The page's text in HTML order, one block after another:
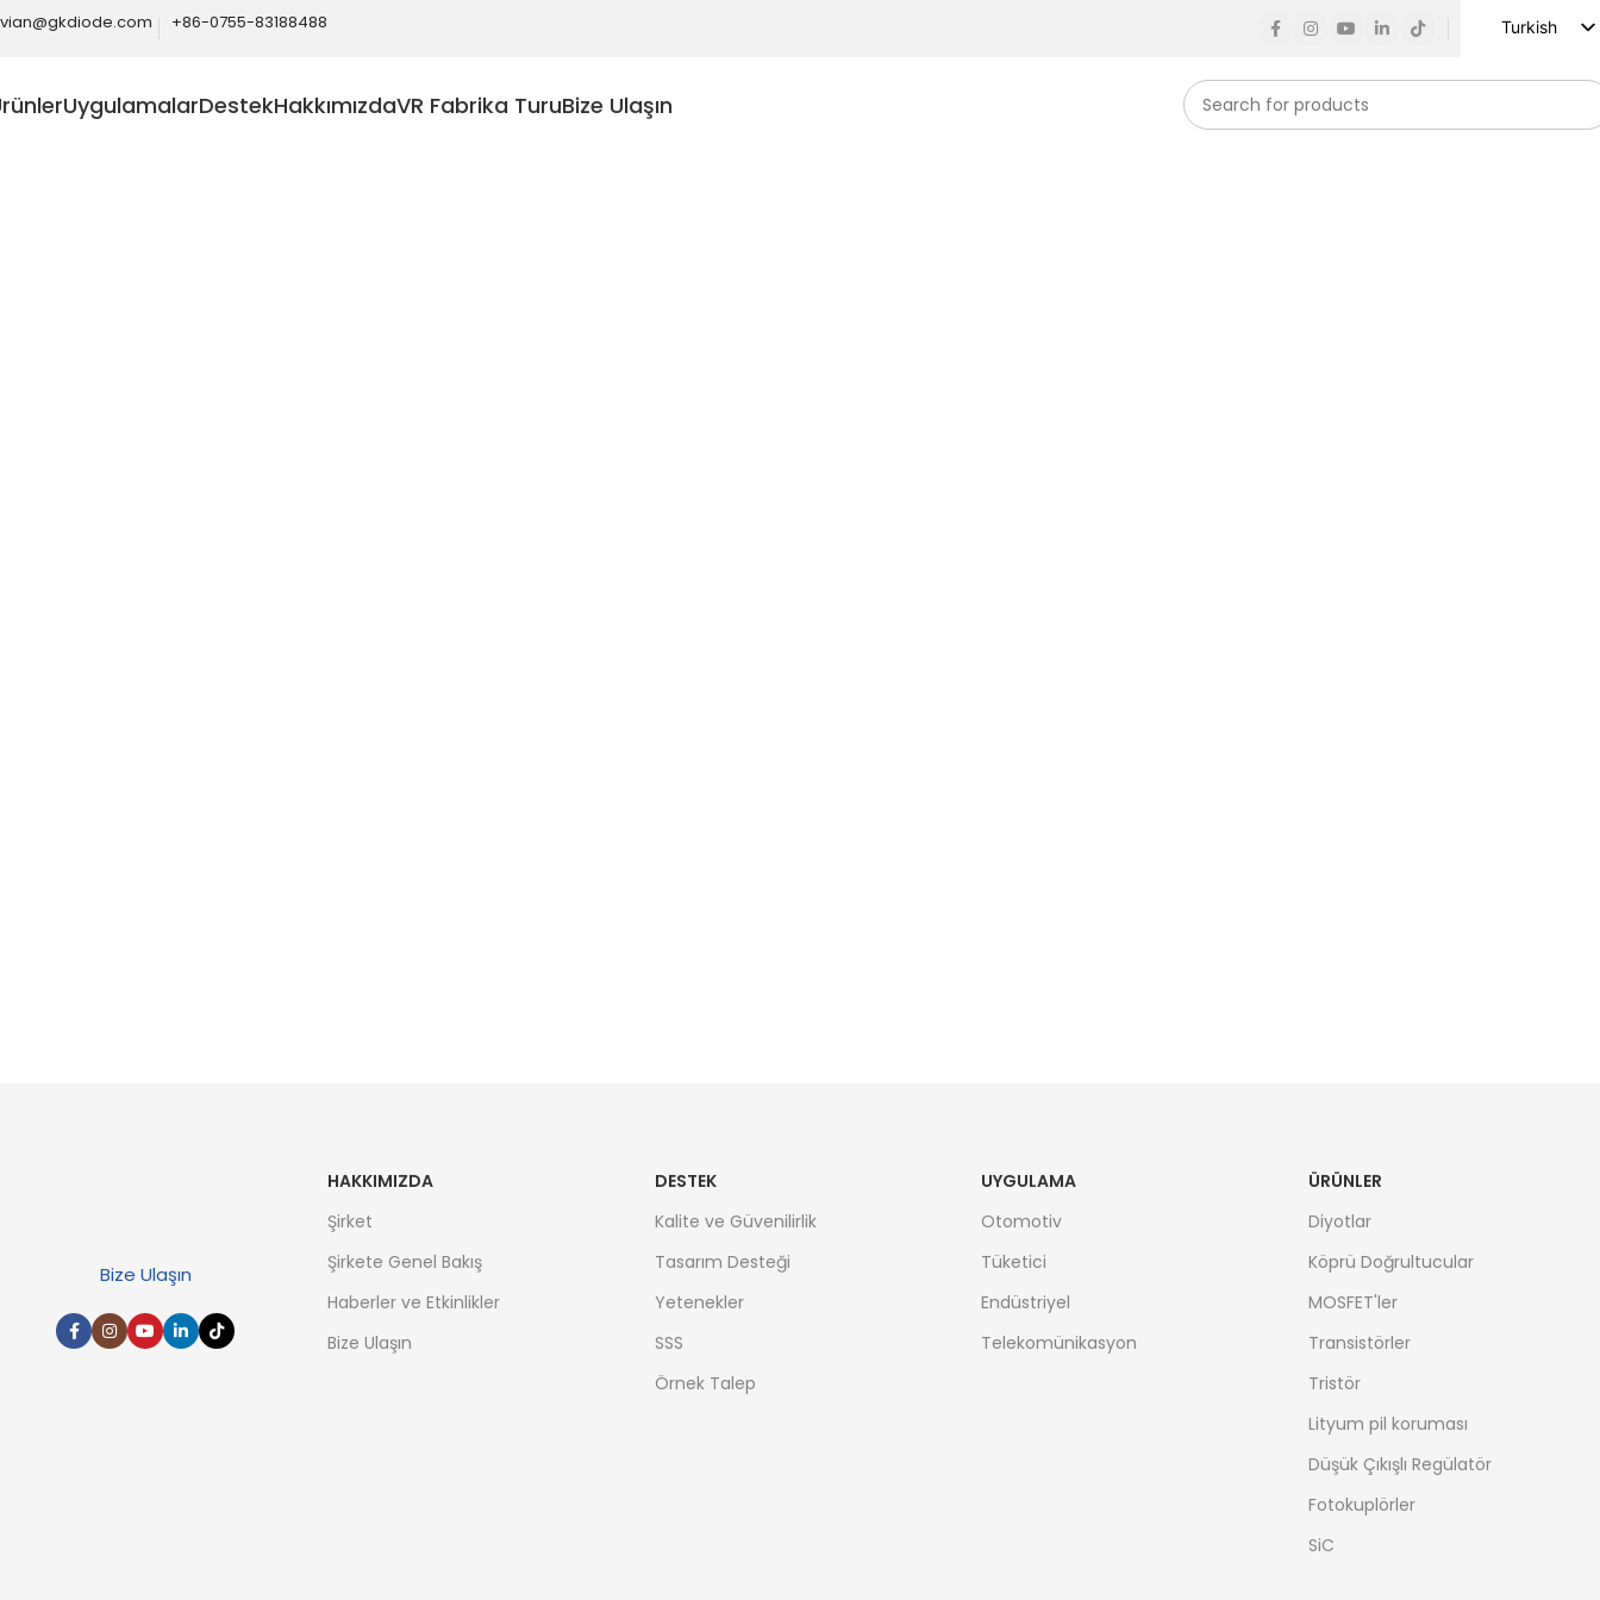
+86-0755-83188488
Turkish
UygulamalarDestekHakkımızdaVR Fabrika TuruBize Ulaşın
Bize Ulaşın
HAKKIMIZDA
Şirket
Şirkete Genel Bakış
Haberler ve Etkinlikler
Bize Ulaşın
DESTEK
Kalite ve Güvenilirlik
Tasarım Desteği
Yetenekler
SSS
Örnek Talep
UYGULAMA
Otomotiv
Tüketici
Endüstriyel
Telekomünikasyon
ÜRÜNLER
Diyotlar
Köprü Doğrultucular
MOSFET'ler
Transistörler
Tristör
Lityum pil koruması
Düşük Çıkışlı Regülatör
Fotokuplörler
SiC